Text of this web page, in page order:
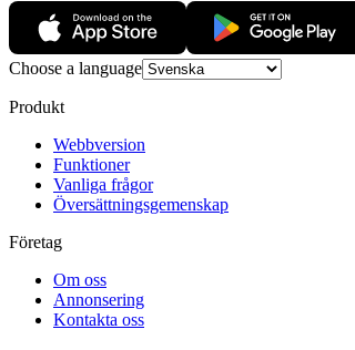
Choose a language
Produkt
Webbversion
Funktioner
Vanliga frågor
Översättningsgemenskap
Företag
Om oss
Annonsering
Kontakta oss